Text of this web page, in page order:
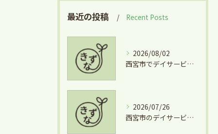
最近の投稿 Recent Posts
2026/08/02
西宮市でデイサービスとグルメを両立できる兵庫県西宮市学文殿町の魅力
2026/07/26
西宮市のデイサービスを気軽に利用するための短時間利用や費用徹底ガイド